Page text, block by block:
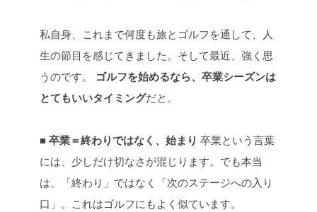
私自身、これまで何度も旅とゴルフを通して、人
生の節目を感じてきました。そして最近、強く思
うのです。
ゴルフを始めるなら、卒業シーズンは
とてもいいタイミングだと。
■ 卒業＝終わりではなく、始まり 卒業という言葉
には、少しだけ切なさが混じります。でも本当
は、「終わり」ではなく「次のステージへの入り
口」。これはゴルフにもよく似ています。